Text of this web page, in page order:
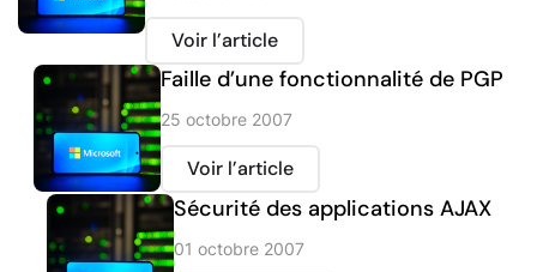
Voir l’article
Faille d’une fonctionnalité de PGP
25 octobre 2007
Voir l’article
Sécurité des applications AJAX
01 octobre 2007